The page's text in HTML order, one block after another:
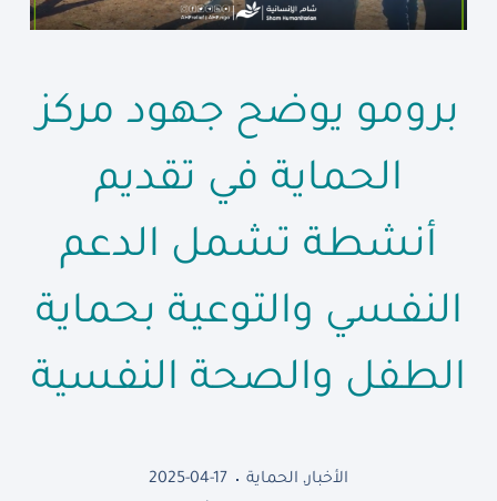
برومو يوضح جهود مركز
الحماية في تقديم
أنشطة تشمل الدعم
النفسي والتوعية بحماية
الطفل والصحة النفسية
الأخبار, الحماية 2025-04-17